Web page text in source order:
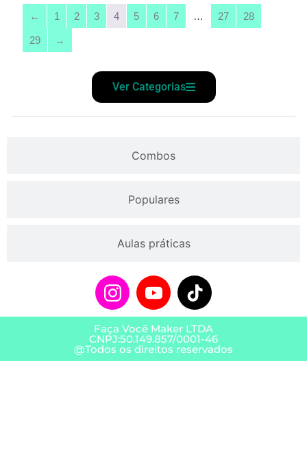
Combos
Populares
Aulas práticas
← 1 2 3 4 5 6 7 … 27 28
29 →
Ver Categorias
Faça Você Maker LTDA
CNPJ:50.149.857/0001-46
@Todos os direitos reservados